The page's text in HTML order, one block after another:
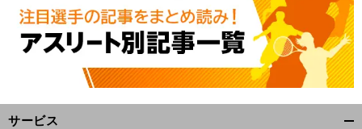
奥
川との星稜バッテリーは実現するか
。
ヤクルト３位
・
内山壮真が語った本音
サービス